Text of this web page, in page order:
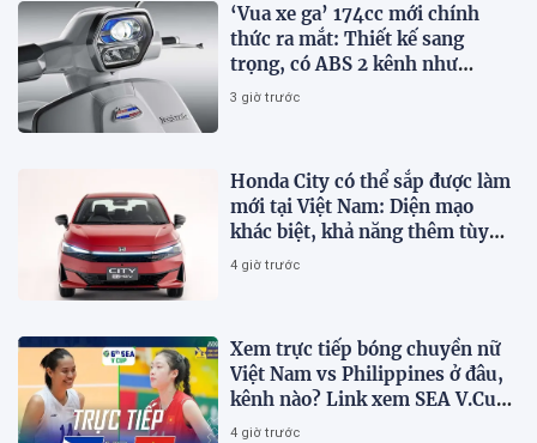
‘Vua xe ga’ 174cc mới chính
thức ra mắt: Thiết kế sang
trọng, có ABS 2 kênh như
Honda SH, giá hấp dẫn
3 giờ trước
Honda City có thể sắp được làm
mới tại Việt Nam: Diện mạo
khác biệt, khả năng thêm tùy
chọn hybrid?
4 giờ trước
Xem trực tiếp bóng chuyền nữ
Việt Nam vs Philippines ở đâu,
kênh nào? Link xem SEA V.Cup
2026 mới nhất
4 giờ trước